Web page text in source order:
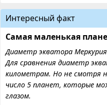
Интересный факт
Самая маленькая
Диаметр экватора
Для сравнения диаметр
километрам. Но не смотря
число 5 планет, которые
глазом.